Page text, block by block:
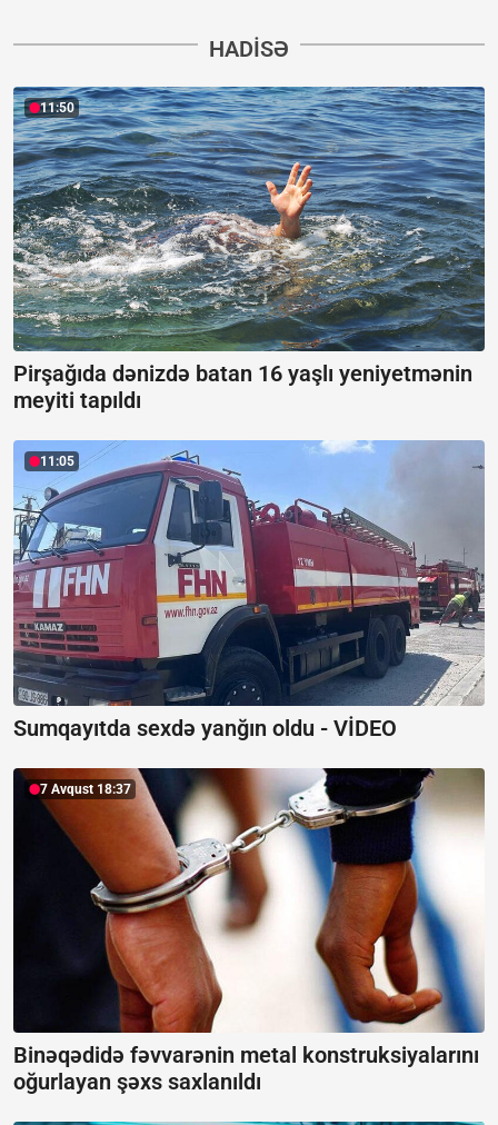
HADISƏ
11:50
Pirşağıda dənizdə batan 16 yaşlı yeniyetmənin
meyiti tapıldı
11:05
Sumqayıtda sexdə yanğın oldu - VİDEO
7 Avqust 18:37
Binəqədidə fəvvarənin metal konstruksiyalarını
oğurlayan şəxs saxlanıldı